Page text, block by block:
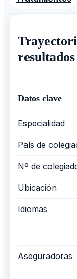
Datos clave
Especialidad
País de
Nº de
Ubicación
Idiomas
Aseguradoras